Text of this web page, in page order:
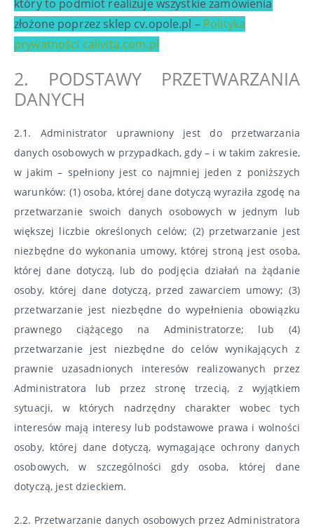
który to podmiot realizuje wszystkie zamówienia
złożone poprzez sklep cv.opole.pl – Polityka
prywatności calivita.com.pl
2. PODSTAWY PRZETWARZANIA
DANYCH
2.1. Administrator uprawniony jest do przetwarzania
danych osobowych w przypadkach, gdy – i w takim zakresie,
w jakim – spełniony jest co najmniej jeden z poniższych
warunków: (1) osoba, której dane dotyczą wyraziła zgodę na
przetwarzanie swoich danych osobowych w jednym lub
większej liczbie określonych celów; (2) przetwarzanie jest
niezbędne do wykonania umowy, której stroną jest osoba,
której dane dotyczą, lub do podjęcia działań na żądanie
osoby, której dane dotyczą, przed zawarciem umowy; (3)
przetwarzanie jest niezbędne do wypełnienia obowiązku
prawnego ciążącego na Administratorze; lub (4)
przetwarzanie jest niezbędne do celów wynikających z
prawnie uzasadnionych interesów realizowanych przez
Administratora lub przez stronę trzecią, z wyjątkiem
sytuacji, w których nadrzędny charakter wobec tych
interesów mają interesy lub podstawowe prawa i wolności
osoby, której dane dotyczą, wymagające ochrony danych
osobowych, w szczególności gdy osoba, której dane
dotyczą, jest dzieckiem.
2.2. Przetwarzanie danych osobowych przez Administratora